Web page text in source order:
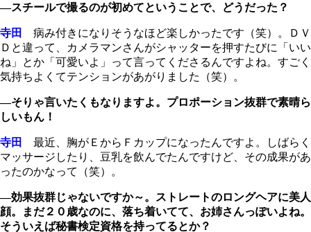
―スチールで撮るのが初めてということで、どうだった？
寺田
病み付きになりそうなほど楽しかったです（笑）。ＤＶ
Ｄと違って、カメラマンさんがシャッターを押すたびに「いい
ね」とか「可愛いよ」って言ってくださるんですよね。すごく
気持ちよくてテンションがあがりました（笑）。
―そりゃ言いたくもなりますよ。プロポーション抜群で素晴ら
しいもん！
寺田
最近、胸がＥからＦカップになったんですよ。しばらく
マッサージしたり、豆乳を飲んでたんですけど、その成果があ
ったのかなって（笑）。
―効果抜群じゃないですか～。ストレートのロングヘアに美人
顔。まだ２０歳なのに、落ち着いてて、お姉さんっぽいよね。
そういえば秘書検定資格を持ってるとか？